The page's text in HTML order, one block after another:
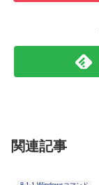
関連記事